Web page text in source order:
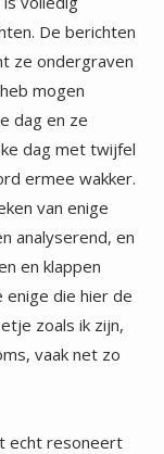
echt resoneert
zich onder
doet me ergens
genoeg om het